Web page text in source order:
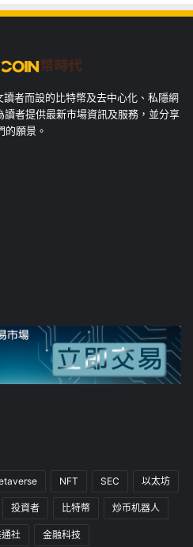
者而設的比特幣及去中心化、私隱網
者提供最新市場資訊及服務，並分享
的願景。
NFT SEC 以太坊
投資者 比特幣 炒币机器人
社 金融科技